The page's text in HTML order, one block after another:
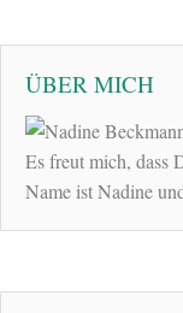
ÜBER MICH
Es freut mich, dass
Name ist Nadine